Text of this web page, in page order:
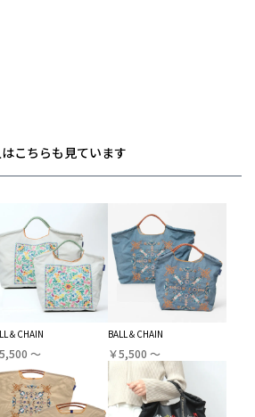
こちらも見ています
＆CHAIN
〜
BALL＆CHAIN
￥5,500 〜